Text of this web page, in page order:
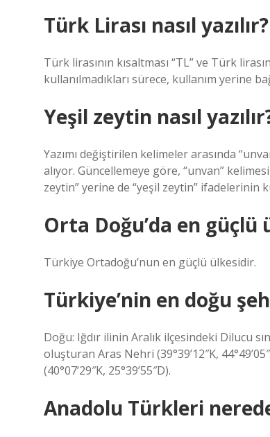
Türk Lirası nasıl yazılır?
Türk lirasının kısaltması “TL” ve Türk
kullanılmadıkları sürece, kullanım yerine
Yeşil zeytin nasıl
Yazımı değiştirilen kelimeler arasında
alıyor. Güncellemeye göre, “unvan”
zeytin” yerine de “yeşil zeytin” ifadelerinin
Orta Doğu’da en güçlü
Türkiye Ortadoğu’nun en güçlü ülkesidir.
Türkiye’nin en doğu
Doğu: Iğdır ilinin Aralık ilçesindeki Dilucu
oluşturan Aras Nehri (39°39’12″K,
(40°07’29″K, 25°39’55″D).
Anadolu Türkleri